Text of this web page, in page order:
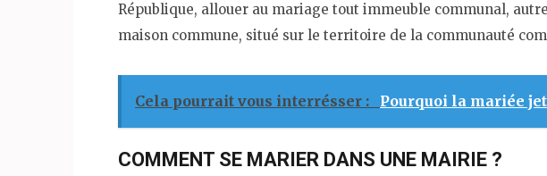
République, allouer au mariage tout immeuble communal,
maison commune, situé sur le territoire de la communauté
Cela pourrait vous interrésser : Pourquoi la mariée
COMMENT SE MARIER DANS UNE MAIRIE ?